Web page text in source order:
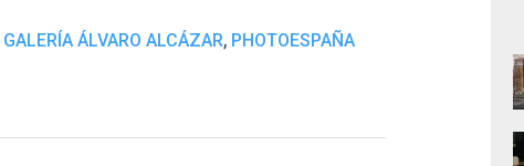
GALERÍA ÁLVARO ALCÁZAR, PHOTOESPAÑA